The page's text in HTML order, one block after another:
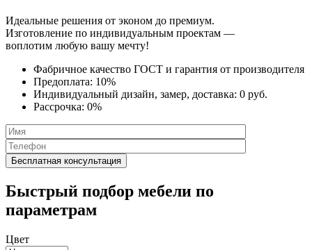
Идеальные решения от эконом до премиум.
Изготовление по индивидуальным проектам —
воплотим любую вашу мечту!
Фабричное качество ГОСТ и гарантия от производителя
Предоплата: 10%
Индивидуальный дизайн, замер, доставка: 0 руб.
Рассрочка: 0%
Быстрый подбор мебели по
параметрам
Цвет